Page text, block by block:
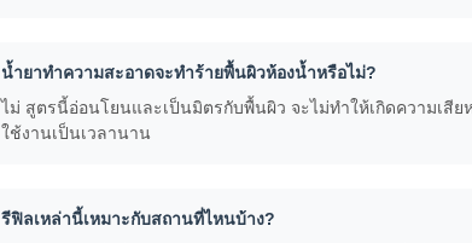
น้ำยาทำความสะอาดจะทำร้ายพื้นผิวห้องน้ำหรือไม่?
ไม่ สูตรนี้อ่อนโยนและเป็นมิตรกับพื้นผิว จะไม่ทำให้เกิดความเ
ใช้งานเป็นเวลานาน
รีฟิลเหล่านี้เหมาะกับสถานที่ไหนบ้าง?